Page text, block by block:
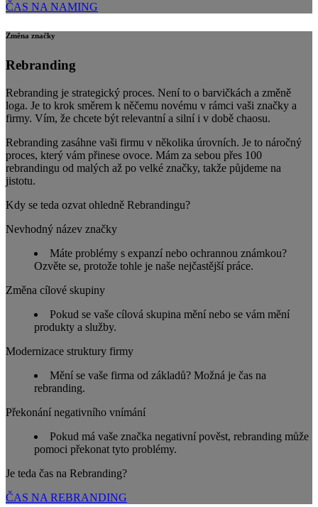
ČAS NA NAMING
Změna značky
Rebranding
Rebranding je strategický proces. Není to o barvičkách a změně
loga. Je to krok směrem k něčemu novému v rámci vaši značky a
firmy. Vím, že chcete být relevantní a silní i v době chaosu.
Rebranding zasáhne vaši firmu v několika úrovních. Je to náročný
proces, který vám přinese ovoce. Mám za sebou přes 100
rebrandingu od malých až po velké značky, takže půjdeme na
jistotu.
Kdy se teda ozvat ohledně Rebrandingu?
Nevhodný název značky
Máte problémy s expanzí nebo ochrannou známkou?
Ozvěte se, protože tohle je naše nejčastější práce.
Změna cílové skupiny
Pokud se vaše cílová skupina mění nebo se vám mění
produkty a služby.
Modernizace struktury firmy
Mění se vaše firma od základů? Možná je čas na
rebranding.
Překonání negativního vnímání
Pokud má vaše značka negativní pověst, rebranding může
pomoci překonat tyto problémy.
Je teda čas na Rebranding?
ČAS NA REBRANDING